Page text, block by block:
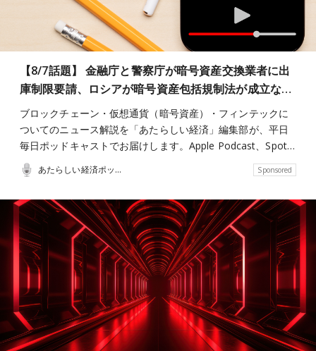
【8/7話題】 金融庁と警察庁が暗号資産交換業者に出
庫制限要請、ロシアが暗号資産包括規制法が成立な…
ブロックチェーン・仮想通貨（暗号資産）・フィンテックに
ついてのニュース解説を「あたらしい経済」編集部が、平日
毎日ポッドキャストでお届けします。Apple Podcast、Spot…
あたらしい経済ポッドキャスト Sponsored